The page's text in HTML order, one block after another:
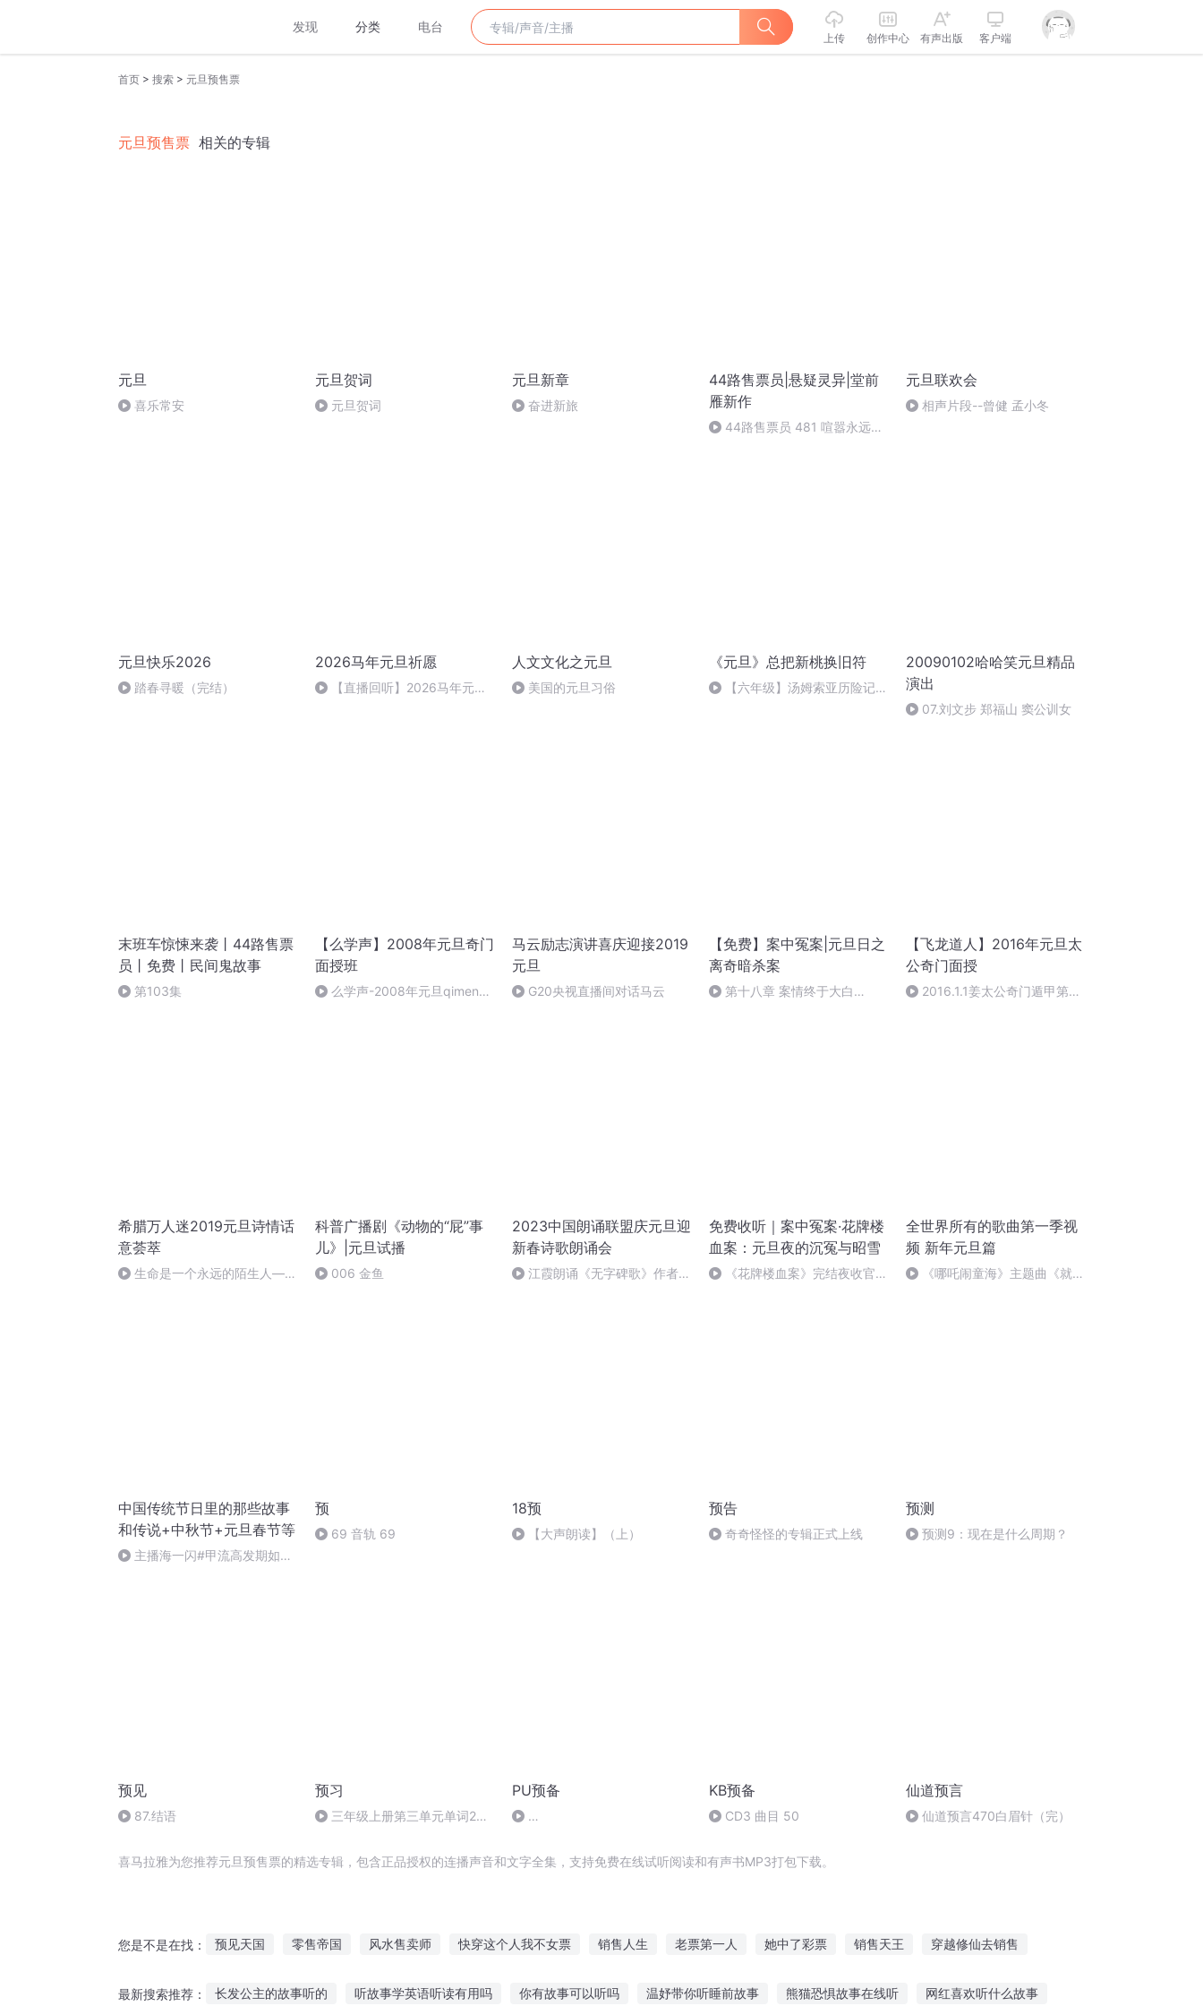
发现 分类 电台
上传 创作中心 有声出版 客户端
首页 > 搜索 > 元旦预售票
元旦预售票 相关的专辑
元旦
喜乐常安
元旦贺词
元旦贺词
元旦新章
奋进新旅
44路售票员|悬疑灵异|堂前
雁新作
44路售票员 481 喧嚣永远的
元旦联欢会
相声片段--曾健 孟小冬
元旦快乐2026
踏春寻暖（完结）
2026马年元旦祈愿
【直播回听】2026马年元旦
人文文化之元旦
美国的元旦习俗
《元旦》总把新桃换旧符
【六年级】汤姆索亚历险记
20090102哈哈笑元旦精品
演出
07.刘文步 郑福山 窦公训女
末班车惊悚来袭丨44路售票
员丨免费丨民间鬼故事
第103集
【么学声】2008年元旦奇门
面授班
么学声-2008年元旦qimen面
马云励志演讲喜庆迎接2019
元旦
G20央视直播间对话马云
【免费】案中冤案|元旦日之
离奇暗杀案
第十八章 案情终于大白
【飞龙道人】2016年元旦太
公奇门面授
2016.1.1姜太公奇门遁甲第一
希腊万人迷2019元旦诗情话
意荟萃
生命是一个永远的陌生人——
科普广播剧《动物的“屁”事
儿》|元旦试播
006 金鱼
2023中国朗诵联盟庆元旦迎
新春诗歌朗诵会
江霞朗诵《无字碑歌》作者：
免费收听｜案中冤案·花牌楼
血案：元旦夜的沉冤与昭雪
《花牌楼血案》完结夜收官，
全世界所有的歌曲第一季视
频 新年元旦篇
《哪吒闹童海》主题曲《就是
中国传统节日里的那些故事
和传说+中秋节+元旦春节等
主播海一闪#甲流高发期如何
预
69 音轨 69
18预
【大声朗读】（上）
预告
奇奇怪怪的专辑正式上线
预测
预测9：现在是什么周期？
预见
87.结语
预习
三年级上册第三单元单词24
PU预备 KB预备
CD3 曲目 50
仙道预言
仙道预言470白眉针（完）
喜马拉雅为您推荐元旦预售票的精选专辑，包含正品授权的连播声音和文字全集，支持免费在线试听阅读和有声书MP3打包下载。
您是不是在找： 预见天国 零售帝国 风水售卖师 快穿这个人我不女票 销售人生 老票第一人 她中了彩票 销售天王 穿越修仙去销售
最新搜索推荐： 长发公主的故事听的 听故事学英语听读有用吗 你有故事可以听吗 温妤带你听睡前故事 熊猫恐惧故事在线听 网红喜欢听什么故事